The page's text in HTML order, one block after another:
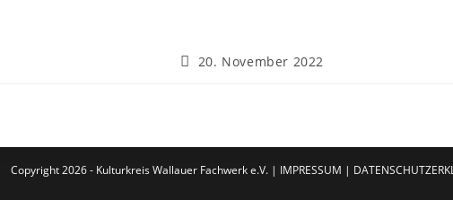
20. November 2022
Copyright 2026 - Kulturkreis Wallauer Fachwerk e.V. | IMPRESSUM |